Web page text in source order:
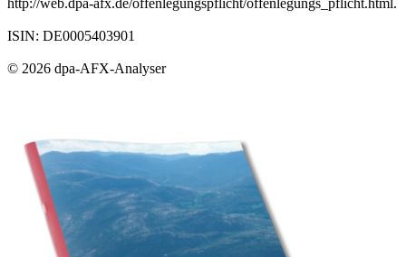
ISIN: DE0005403901
© 2026 dpa-AFX-Analyser